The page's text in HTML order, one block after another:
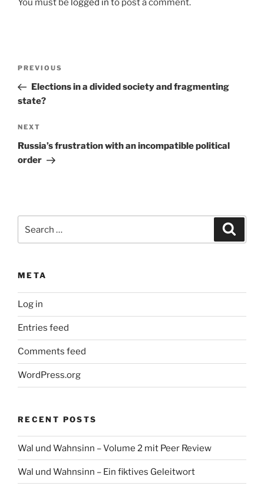
You must be logged in to post a comment.
Previous
Post
PREVIOUS
Elections in a divided society and fragmenting
state?
Next
Post
NEXT
Russia’s frustration with an incompatible political
order
META
Log in
Entries feed
Comments feed
WordPress.org
RECENT POSTS
Wal und Wahnsinn – Volume 2 mit Peer Review
Wal und Wahnsinn – Ein fiktives Geleitwort